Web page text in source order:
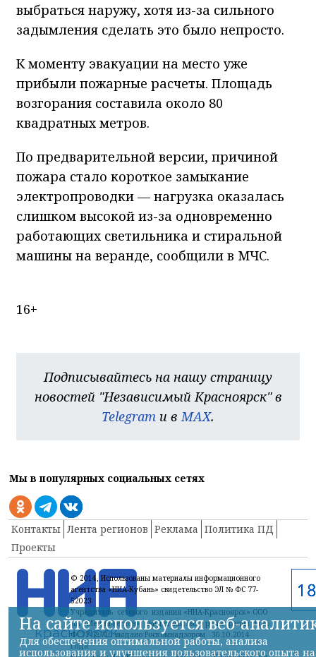
выбраться наружу, хотя из-за сильного
задымления сделать это было непросто.
К моменту эвакуации на место уже
прибыли пожарные расчеты. Площадь
возгорания составила около 80
квадратных метров.
По предварительной версии, причиной
пожара стало короткое замыкание
электропроводки — нагрузка оказалась
слишком высокой из-за одновременно
работающих светильника и стиральной
машины на веранде, сообщили в МЧС.
16+
Подписывайтесь на нашу страницу
новостей "Независимый Красноярск" в
Telegram и вMAX.
Мы в популярных социальных сетях
Контакты Лента регионов Реклама Политика ПД
Проекты
© 2014, Использованы материалы информационного
агентства «НИА-Кубань» свидетельство ЭЛ № ФС 77-
52023
Учредитель сетевого издания «НИА-Красноярск» ООО
ИА «Медиа-Регион» Свидетельство о регистрации Эл №
ФС77-59710 выдано Роскомнадзором 30.10.2014
года
На сайте используется веб-
Для обеспечения оптимальной работы, анализа
использования и улучшения пользовательского опыта на